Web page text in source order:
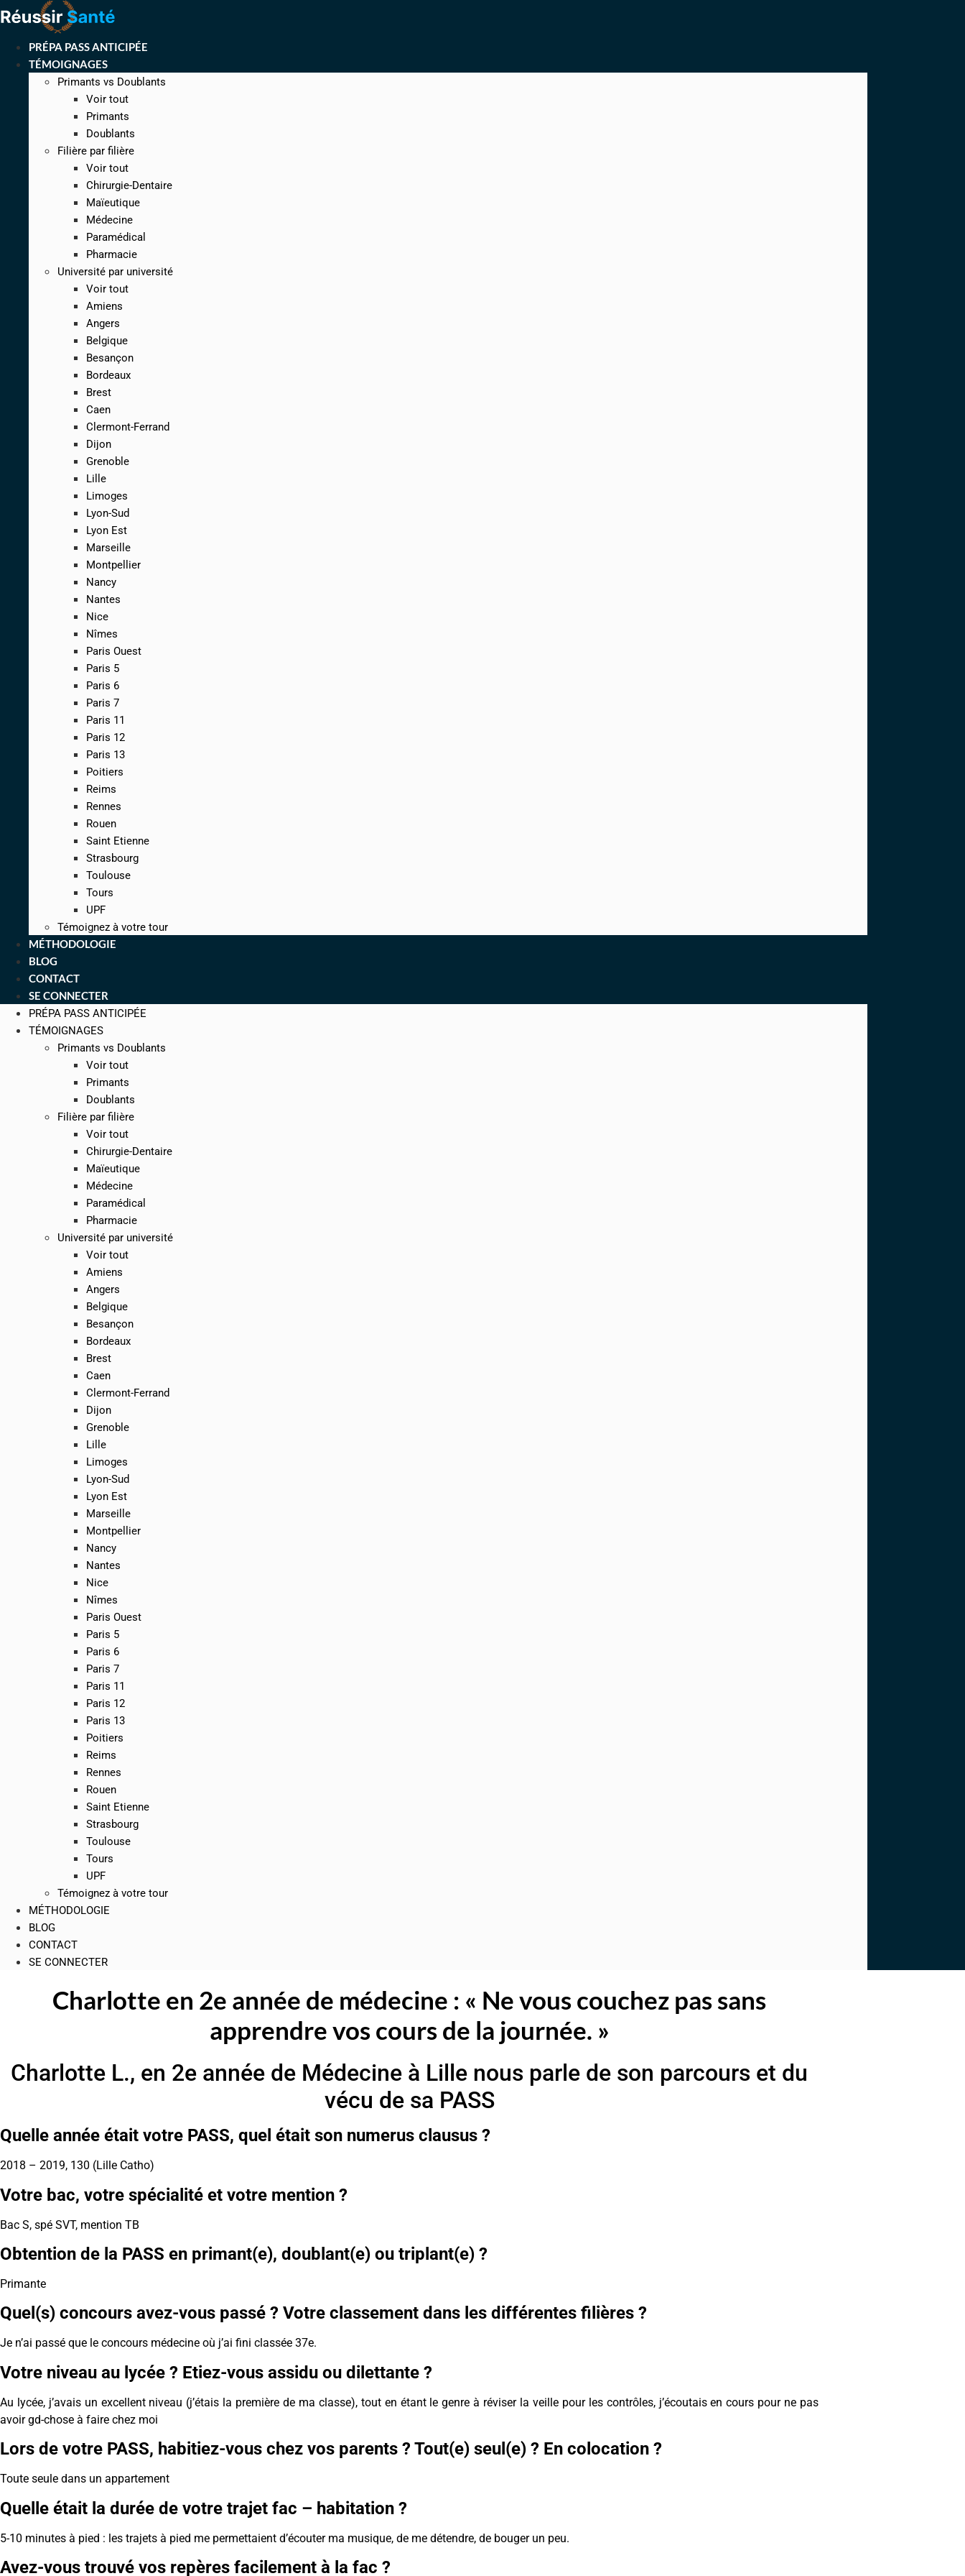
Aller
au
contenuPRÉPA PASS ANTICIPÉE
TÉMOIGNAGES
Primants vs Doublants
Voir tout
Primants
Doublants
Filière par filière
Voir tout
Chirurgie-Dentaire
Maïeutique
Médecine
Paramédical
Pharmacie
Université par université
Voir tout
Amiens
Angers
Belgique
Besançon
Bordeaux
Brest
Caen
Clermont-Ferrand
Dijon
Grenoble
Lille
Limoges
Lyon-Sud
Lyon Est
Marseille
Montpellier
Nancy
Nantes
Nice
Nîmes
Paris Ouest
Paris 5
Paris 6
Paris 7
Paris 11
Paris 12
Paris 13
Poitiers
Reims
Rennes
Rouen
Saint Etienne
Strasbourg
Toulouse
Tours
UPF
Témoignez à votre tour
MÉTHODOLOGIE
BLOG
CONTACT
SE CONNECTER
PRÉPA PASS ANTICIPÉE
TÉMOIGNAGES
Primants vs Doublants
Voir tout
Primants
Doublants
Filière par filière
Voir tout
Chirurgie-Dentaire
Maïeutique
Médecine
Paramédical
Pharmacie
Université par université
Voir tout
Amiens
Angers
Belgique
Besançon
Bordeaux
Brest
Caen
Clermont-Ferrand
Dijon
Grenoble
Lille
Limoges
Lyon-Sud
Lyon Est
Marseille
Montpellier
Nancy
Nantes
Nice
Nîmes
Paris Ouest
Paris 5
Paris 6
Paris 7
Paris 11
Paris 12
Paris 13
Poitiers
Reims
Rennes
Rouen
Saint Etienne
Strasbourg
Toulouse
Tours
UPF
Témoignez à votre tour
MÉTHODOLOGIE
BLOG
CONTACT
SE CONNECTER
Charlotte en 2e année de médecine : « Ne vous couchez pas sans
apprendre vos cours de la journée. »
Charlotte L., en 2e année de Médecine à Lille nous parle de son parcours et du
vécu de sa PASS
Quelle année était votre PASS, quel était son numerus clausus ?
2018 – 2019, 130 (Lille Catho)
Votre bac, votre spécialité et votre mention ?
Bac S, spé SVT, mention TB
Obtention de la PASS en primant(e), doublant(e) ou triplant(e) ?
Primante
Quel(s) concours avez-vous passé ? Votre classement dans les différentes filières ?
Je n’ai passé que le concours médecine où j’ai fini classée 37e.
Votre niveau au lycée ? Etiez-vous assidu ou dilettante ?
Au lycée, j’avais un excellent niveau (j’étais la première de ma classe), tout en étant le genre à réviser la veille pour les contrôles, j’écoutais en cours pour ne pas
avoir gd-chose à faire chez moi
Lors de votre PASS, habitiez-vous chez vos parents ? Tout(e) seul(e) ? En colocation ?
Toute seule dans un appartement
Quelle était la durée de votre trajet fac – habitation ?
5-10 minutes à pied : les trajets à pied me permettaient d’écouter ma musique, de me détendre, de bouger un peu.
Avez-vous trouvé vos repères facilement à la fac ?